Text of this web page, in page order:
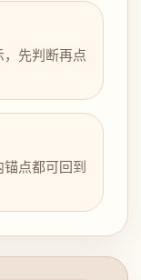
先判断再点
点都可回到